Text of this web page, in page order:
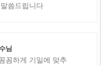
씀드립니다
님
꼼하게 기일에 맞추